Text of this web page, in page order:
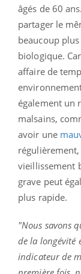
âgés de 60
partager le
beaucoup
biologique.
affaire de
également un
malsains,
avoir une
vieillissement
grave peut
plus rapide.
"Nous savons
de la longévité
indicateur de